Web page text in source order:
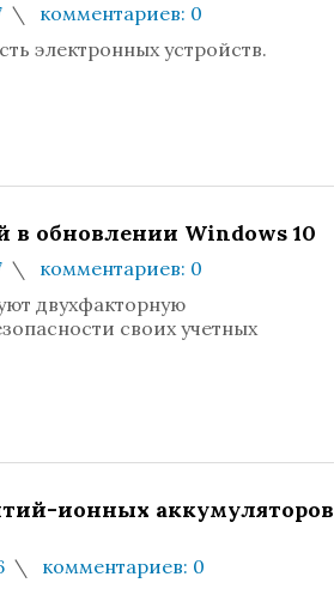
комментариев: 0
электронных устройств.
в обновлении Windows 10
комментариев: 0
двухфакторную
своих учетных
ионных аккумуляторов
комментариев: 0